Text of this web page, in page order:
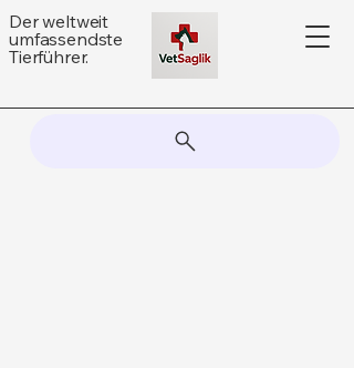
Der weltweit
umfassendste
Tierführer.